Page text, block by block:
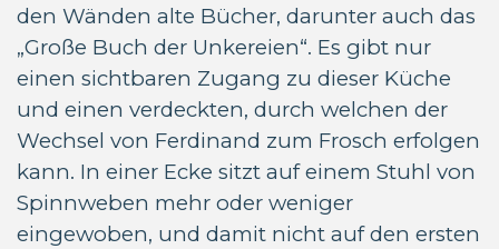
den Wänden alte Bücher, darunter auch das
„Große Buch der Unkereien“. Es gibt nur
einen sichtbaren Zugang zu dieser Küche
und einen verdeckten, durch welchen der
Wechsel von Ferdinand zum Frosch erfolgen
kann. In einer Ecke sitzt auf einem Stuhl von
Spinnweben mehr oder weniger
eingewoben, und damit nicht auf den ersten